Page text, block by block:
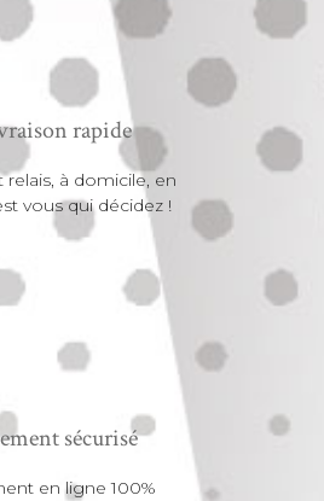
rapide
relais, à domicile, en
vous qui décidez !
sécurisé
en ligne 100%